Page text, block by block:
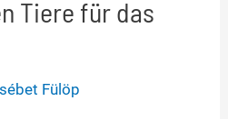
Tiere für das
Fülöp